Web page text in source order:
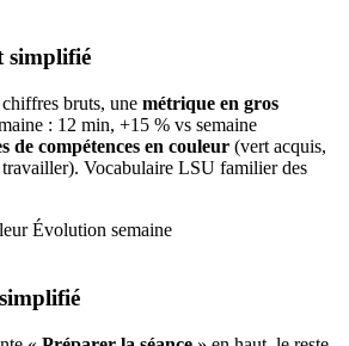
simplifié
bruts, une métrique en gros
: 12 min, +15 % vs semaine
de compétences en couleur (vert acquis,
Vocabulaire LSU familier des
Évolution semaine